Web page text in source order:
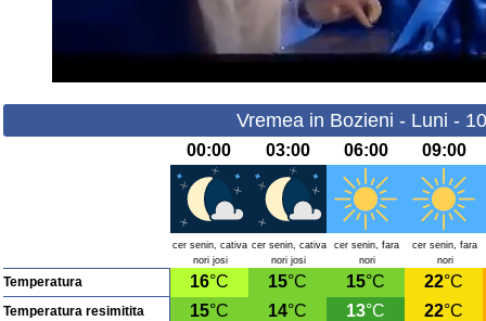
Vremea in Bozieni - Luni -
00:00 03:00 06:00 09:00
cer senin, cativa
nori josi
cer senin, cativa
nori josi
cer senin, fara
nori
cer senin, fara
nori
Temperatura 16°C 15°C 15°C 22°C
Temperatura resimitita 15°C 14°C 13°C 22°C